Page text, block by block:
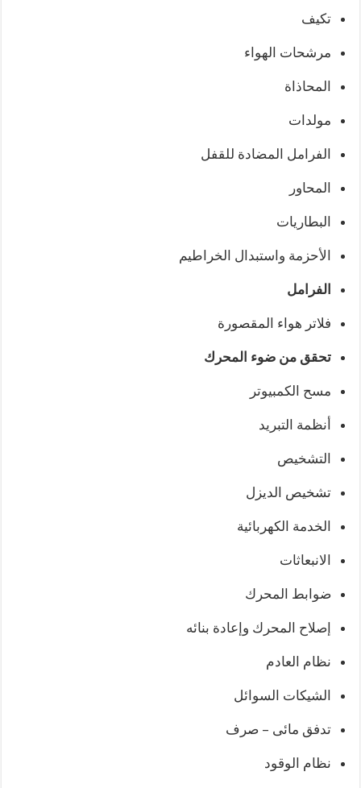
تكيف
مرشحات الهواء
المحاذاة
مولدات
الفرامل المضادة للقفل
المحاور
البطاريات
الأحزمة واستبدال الخراطيم
الفرامل
فلاتر هواء المقصورة
تحقق من ضوء المحرك
مسح الكمبيوتر
أنظمة التبريد
التشخيص
تشخيص الديزل
الخدمة الكهربائية
الانبعاثات
ضوابط المحرك
إصلاح المحرك وإعادة بنائه
نظام العادم
الشيكات السوائل
تدفق مائى – صرف
نظام الوقود